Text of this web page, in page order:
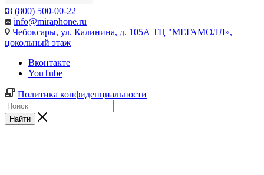
8 (800) 500-00-22
info@miraphone.ru
Чебоксары, ул. Калинина, д. 105А ТЦ "МЕГАМОЛЛ»,
цокольный этаж
Вконтакте
YouTube
Политика конфиденциальности
Найти